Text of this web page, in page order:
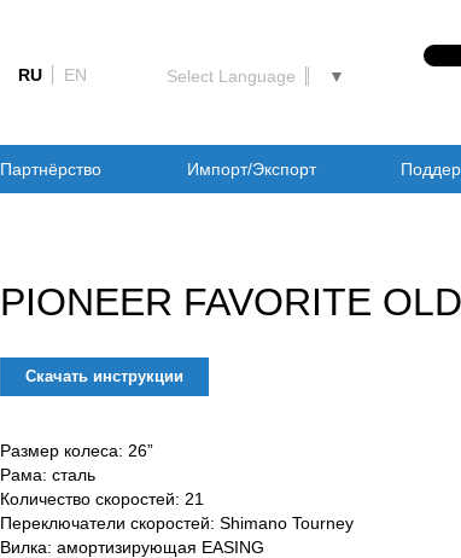
Select Language ▼
RU EN
Партнёрство Импорт/Экспорт
PIONEER FAVORITE OLD
Скачать инструкции
Размер колеса: 26”
Рама: сталь
Количество скоростей: 21
Переключатели скоростей: Shimano Tourney
Вилка: амортизирующая EASING